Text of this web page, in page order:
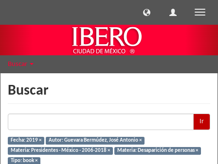
Buscar
Buscar
Ir
Fecha: 2019 ×
Autor: Guevara Bermúdez, José Antonio ×
Materia: Presidentes - México - 2006-2018 ×
Materia: Desaparición de personas ×
Tipo: book ×